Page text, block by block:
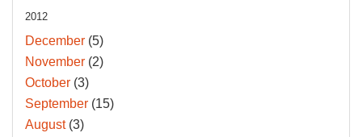
2012
December (5)
November (2)
October (3)
September (15)
August(3)